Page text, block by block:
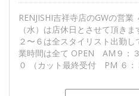
RENJISHI吉祥寺店のGWの営業
（水）は店休日とさせて頂き
２〜６は全スタイリスト出勤
業時間は全て OPEN AM９
０ （カット最終受付 PM ６：